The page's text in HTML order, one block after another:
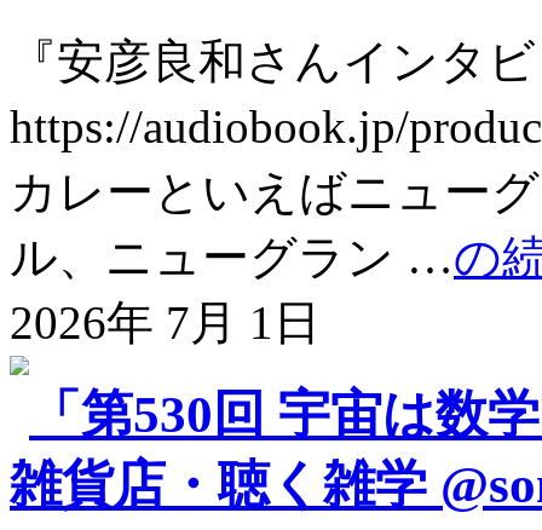
『安彦良和さんインタ
https://audiobook.jp/
カレーといえばニュー
ル、ニューグラン …の
2026年 7月 1日
「第530回 宇宙は数
雑貨店・聴く雑学